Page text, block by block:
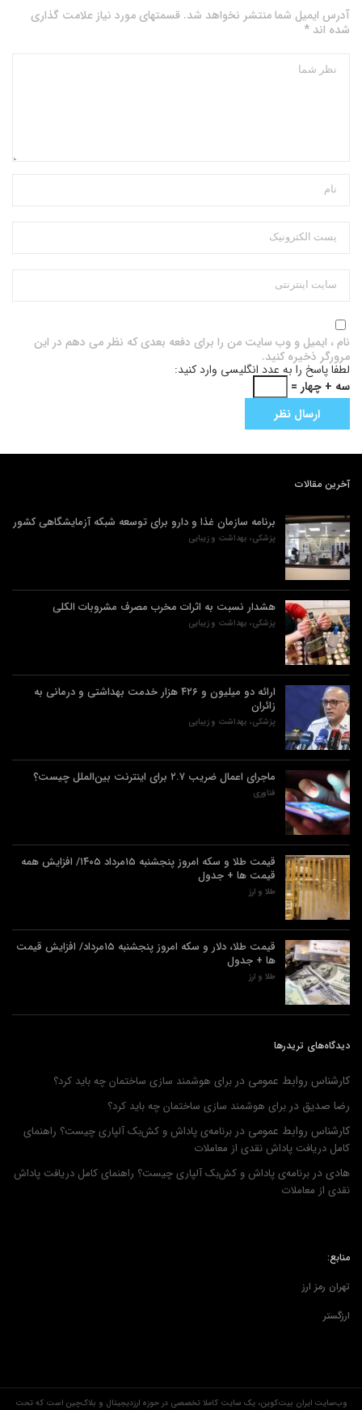
آدرس ایمیل شما منتشر نخواهد شد. قسمتهای مورد نیاز علامت گذاری
شده اند *
نام ، ایمیل و وب سایت من را برای دفعه بعدی که نظر می دهم در این
مرورگر ذخیره کنید.
لطفا پاسخ را به عدد انگلیسی وارد کنید:
سه + چهار =
آخرین مقالات
برنامه سازمان غذا و دارو برای توسعه شبکه آزمایشگاهی کشور
پزشکی، بهداشت و زیبایی
هشدار نسبت به اثرات مخرب مصرف مشروبات الکلی
پزشکی، بهداشت و زیبایی
ارائه دو میلیون و ۴۲۶ هزار خدمت بهداشتی و درمانی به
زائران
پزشکی، بهداشت و زیبایی
ماجرای اعمال ضریب ۲.۷ برای اینترنت بین‌الملل چیست؟
فناوری
قیمت طلا و سکه امروز پنجشنبه ۱۵مرداد ۱۴۰۵/ افزایش همه
قیمت ها + جدول
طلا و ارز
قیمت طلا، دلار و سکه امروز پنجشنبه ۱۵مرداد/ افزایش قیمت
ها + جدول
طلا و ارز
دیدگاه‌های تریدرها
کارشناس روابط عمومی در برای هوشمند سازی ساختمان چه باید کرد؟
رضا صدیق در برای هوشمند سازی ساختمان چه باید کرد؟
کارشناس روابط عمومی در برنامه‌ی پاداش و کش‌بک آلپاری چیست؟ راهنمای
کامل دریافت پاداش نقدی از معاملات
هادی در برنامه‌ی پاداش و کش‌بک آلپاری چیست؟ راهنمای کامل دریافت پاداش
نقدی از معاملات
منابع:
تهران رمز ارز
ارزگستر
وب‌سایت ایران بیت‌کوین، یک سایت کاملا تخصصی در حوزه ارزدیجیتال و بلاک‌چین است که تحت